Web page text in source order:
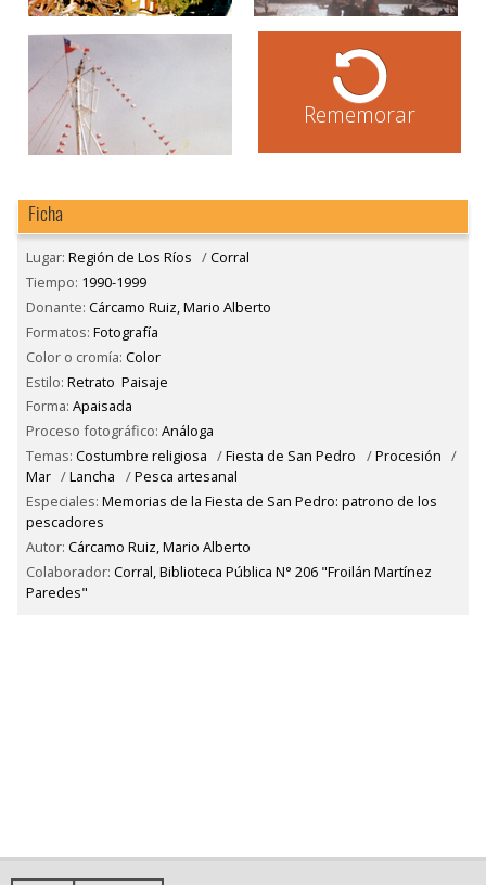
Rememorar
Ficha
Lugar: Región de Los Ríos /Corral
Tiempo: 1990-1999
Donante: Cárcamo Ruiz, Mario Alberto
Formatos: Fotografía
Color o cromía: Color
Estilo: Retrato Paisaje
Forma: Apaisada
Proceso fotográfico: Análoga
Temas: Costumbre religiosa /Fiesta de San Pedro /Procesión /
Mar /Lancha /Pesca artesanal
Especiales: Memorias de la Fiesta de San Pedro: patrono de los
pescadores
Autor: Cárcamo Ruiz, Mario Alberto
Colaborador: Corral, Biblioteca Pública N° 206 "Froilán Martínez
Paredes"